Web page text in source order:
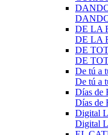
DE LA
DE LA
DE
DE
De tú a
De tú a
Días de
Días de
Digital
Digital